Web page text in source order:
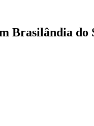
Brasilândia